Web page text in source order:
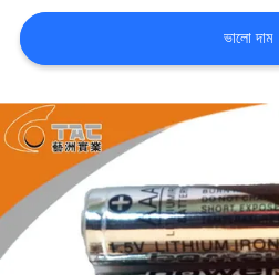
খবর
মামলা
উদ্ধৃতির
জন্য
আবেদন
ভালো দাম